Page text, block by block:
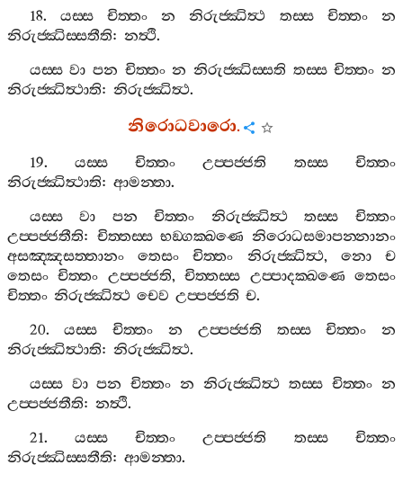
18. යස‍්ස චිත‍්තං න නිරුජ‍්ඣිත්‍ථ තස‍්ස චිත‍්තං
න
නිරුජ‍්ඣිස‍්සතීති: නත්‍ථි.
යස‍්ස වා පන චිත‍්තං න නිරුජ‍්ඣිස‍්සති තස‍්ස චිත‍්තං න
නිරුජ‍්ඣිත්‍ථාති: නිරුජ‍්ඣිත්‍ථ.
නිරොධවාරො.
19. යස‍්ස චිත‍්තං උප‍්පජ‍්ජති තස‍්ස
චිත‍්තං
නිරුජ‍්ඣිත්‍ථාති: ආමන‍්තා.
යස‍්ස
වා පන චිත‍්තං නිරුජ‍්ඣිත්‍ථ තස‍්ස
චිත‍්තං
උප‍්පජ‍්ජතීති: චිත‍්තස‍්ස භඞ‍්ගක‍්ඛණෙ නිරොධසමාපන‍්නානං
අසඤ‍්ඤසත‍්තානං
තෙසං චිත‍්තං නිරුජ‍්ඣිත්‍ථ, නො
ච
තෙසං චිත‍්තං උප‍්පජ‍්ජති,චිත‍්තස‍්ස උප‍්පාදක‍්ඛණෙ තෙසං
චිත‍්තං නිරුජ‍්ඣිත්‍ථ චෙව උප‍්පජ‍්ජති ච.
20.යස‍්ස චිත‍්තං න උප‍්පජ‍්ජති තස‍්ස චිත‍්තං
න
නිරුජ‍්ඣිත්‍ථාති: නිරුජ‍්ඣිත්‍ථ.
යස‍්ස වා පන චිත‍්තං න නිරුජ‍්ඣිත්‍ථ තස‍්ස චිත‍්තං න
උප‍්පජ‍්ජතීති: නත්‍ථි.
21. යස‍්ස චිත‍්තං උප‍්පජ‍්ජති තස‍්ස
චිත‍්තං
නිරුජ‍්ඣිස‍්සතීති: ආමන‍්තා.